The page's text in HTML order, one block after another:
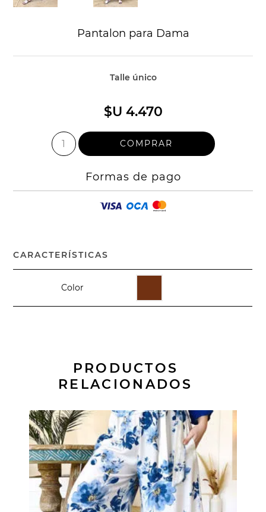
Pantalon para Dama
Talle único
$U 4.470
Formas de pago
CARACTERÍSTICAS
Color
PRODUCTOS
RELACIONADOS